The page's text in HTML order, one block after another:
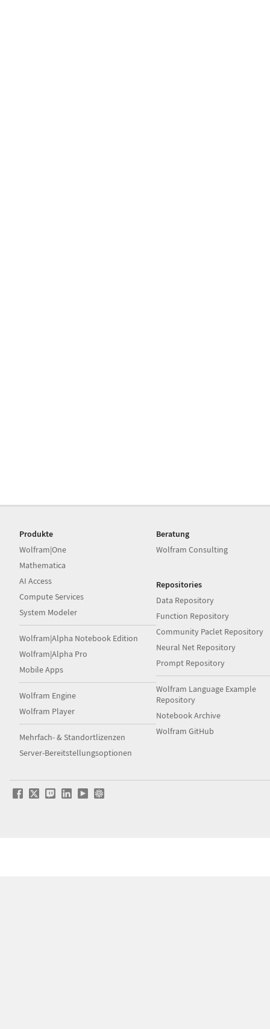
Produkte
Wolfram|One
Mathematica
AI Access
Compute Services
System Modeler
Wolfram|Alpha Notebook Edition
Wolfram|Alpha Pro
Mobile Apps
Wolfram Engine
Wolfram Player
Mehrfach- & Standortlizenzen
Server-Bereitstellungsoptionen
Beratung
Wolfram Consulting
Repositories
Data Repository
Function Repository
Community Paclet Repository
Neural Net Repository
Prompt Repository
Wolfram Language Example
Repository
Notebook Archive
Wolfram GitHub